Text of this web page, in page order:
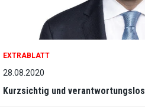
EXTRABLATT
28.08.2020
Kurzsichtig und verantwortungslos